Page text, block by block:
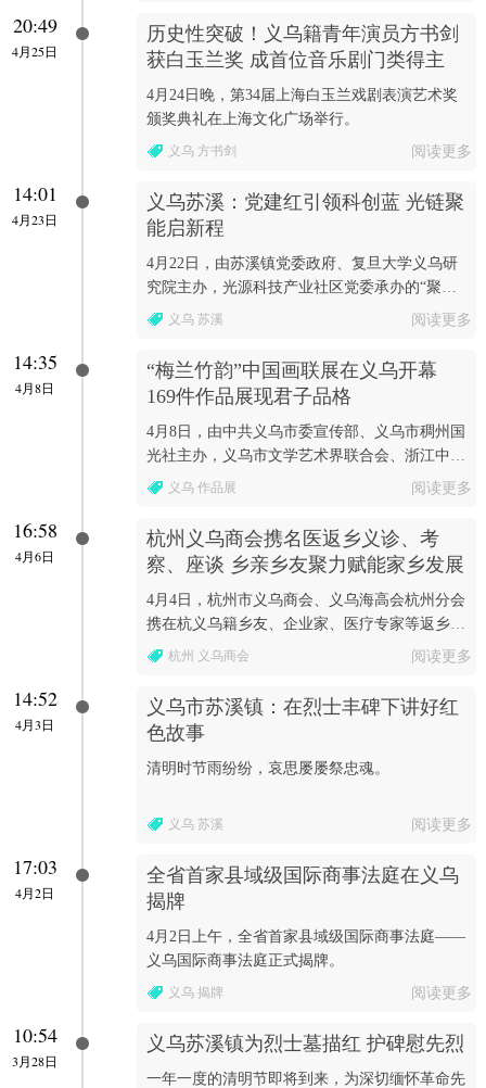
历史性突破！义乌籍青年演员方书剑
获白玉兰奖 成首位音乐剧门类得主
4月24日晚，第34届上海白玉兰戏剧表演艺术奖
颁奖典礼在上海文化广场举行。
义乌 方书剑 阅读更多
20:49
4月25日
义乌苏溪：党建红引领科创蓝 光链聚
能启新程
4月22日，由苏溪镇党委政府、复旦大学义乌研
究院主办，光源科技产业社区党委承办的“聚焦
钙钛矿·链接新动能”2026苏溪光链产业圆桌论坛
义乌 苏溪 阅读更多
14:01
4月23日
“梅兰竹韵”中国画联展在义乌开幕
169件作品展现君子品格
4月8日，由中共义乌市委宣传部、义乌市稠州国
光社主办，义乌市文学艺术界联合会、浙江中国
小商品城集团股份有限公司承办的“梅兰竹韵
义乌 作品展 阅读更多
14:35
4月8日
杭州义乌商会携名医返乡义诊、考
察、座谈 乡亲乡友聚力赋能家乡发展
4月4日，杭州市义乌商会、义乌海高会杭州分会
携在杭义乌籍乡友、企业家、医疗专家等返乡考
察。杭州 义乌商会 阅读更多
16:58
4月6日
义乌市苏溪镇：在烈士丰碑下讲好红
色故事
清明时节雨纷纷，哀思屡屡祭忠魂。
义乌 苏溪 阅读更多
14:52
4月3日
全省首家县域级国际商事法庭在义乌
揭牌
4月2日上午，全省首家县域级国际商事法庭——
义乌国际商事法庭正式揭牌。
义乌 揭牌 阅读更多
17:03
4月2日
义乌苏溪镇为烈士墓描红 护碑慰先烈
一年一度的清明节即将到来，为深切缅怀革命先
10:54
3月28日